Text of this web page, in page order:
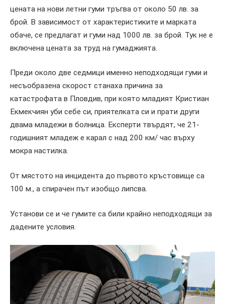
цената на нови летни гуми тръгва от около 50 лв. за
брой. В зависимост от характеристиките и марката
обаче, се предлагат и гуми над 1000 лв. за брой. Тук не е
включена цената за труд на гумаджията.
Преди около две седмици именно неподходящи гуми и
несъобразена скорост станаха причина за
катастрофата в Пловдив, при която младият Кристиан
Екмекчиян уби себе си, приятелката си и прати други
двама младежи в болница. Експерти твърдят, че 21-
годишният младеж е карал с над 200 км/ час върху
мокра настилка.
От мястото на инцидента до първото кръстовище са
100 м., а спирачен път изобщо липсва.
Установи се и че гумите са били крайно неподходящи за
дадените условия.